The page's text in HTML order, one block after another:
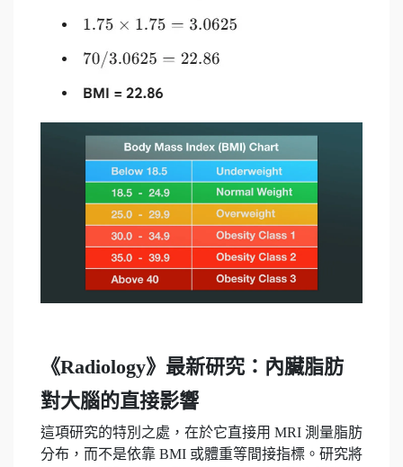
《Radiology》最新研究：內臟脂肪
對大腦的直接影響
這項研究的特別之處，在於它直接用 MRI 測量脂肪
分布，而不是依靠 BMI 或體重等間接指標。研究將